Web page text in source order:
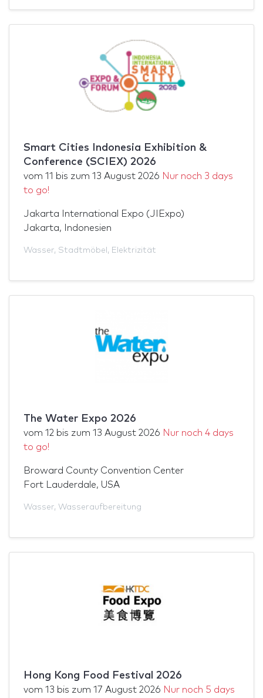
Smart Cities Indonesia Exhibition &
Conference (SCIEX) 2026
vom 11 bis zum 13 August 2026 Nur noch 3 days
to go!
Jakarta International Expo (JIExpo)
Jakarta, Indonesien
Wasser, Stadtmöbel , Elektrizität
The Water Expo 2026
vom 12 bis zum 13 August 2026 Nur noch 4 days
to go!
Broward County Convention Center
Fort Lauderdale, USA
Wasser, Wasseraufbereitung
Hong Kong Food Festival 2026
vom 13 bis zum 17 August 2026 Nur noch 5 days